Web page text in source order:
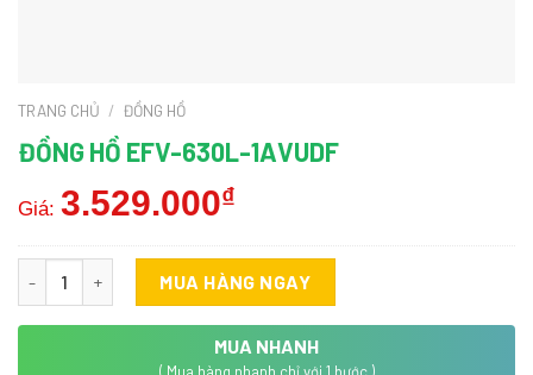
TRANG CHỦ / ĐỒNG HỒ
ĐỒNG HỒ EFV-630L-1AVUDF
Giá: 3.529.000₫
Đồng hồ EFV-630L-1AVUDF số lượng
MUA HÀNG NGAY
MUA NHANH